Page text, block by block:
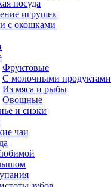
посуда
игрушек
с окошками
Фруктовые
С молочными продуктами
Из мяса и рыбы
Овощные
и снэки
чаи